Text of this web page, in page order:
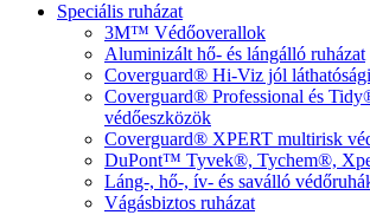
Speciális ruházat
3M™ Védőoverallok
Aluminizált hő- és lángálló ruházat
Coverguard® Hi-Viz jól
Coverguard® Professional és
védőeszközök
Coverguard® XPERT multirisk
DuPont™ Tyvek®, Tychem®,
Láng-, hő-, ív- és saválló
Vágásbiztos ruházat